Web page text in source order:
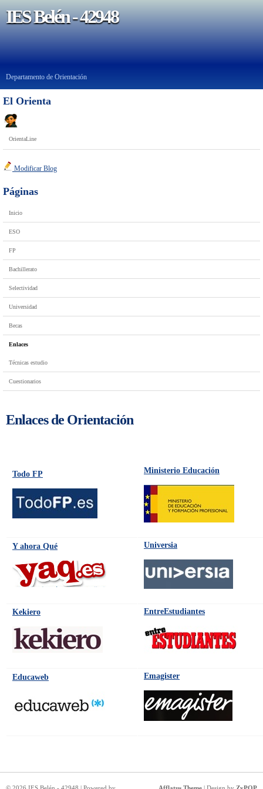
IES Belén - 42948
Departamento de Orientación
El Orienta
OrientaLine
Modificar Blog
Páginas
Inicio
ESO
FP
Bachillerato
Selectividad
Universidad
Becas
Enlaces
Técnicas estudio
Cuestionarios
Enlaces de Orientación
Todo FP Ministerio Educación
Y ahora Qué Universia
Kekiero EntreEstudiantes
Educaweb Emagister